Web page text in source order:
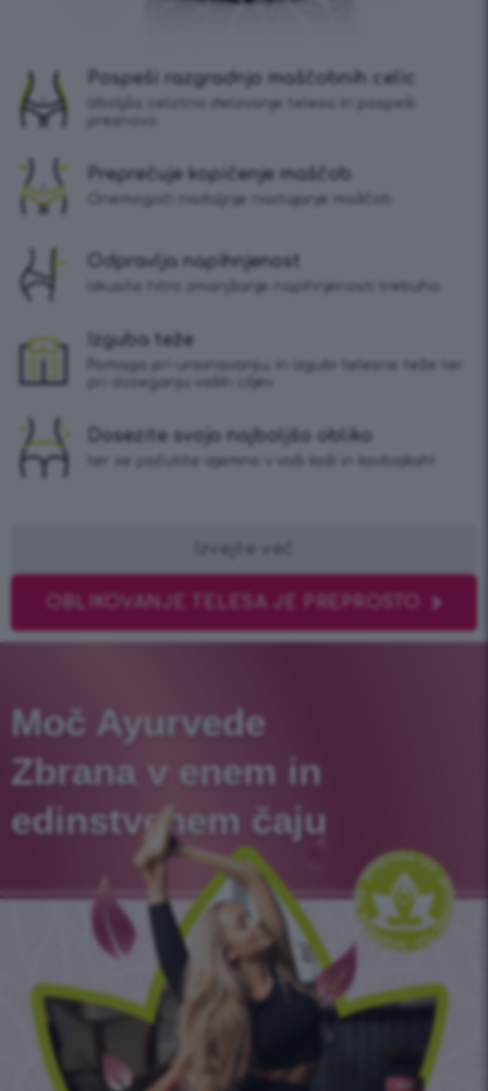
Pospeši razgradnjo maščobnih celic
Preprečuje kopičenje maščob
Odpravlja napihnjenost
Izguba teže
Dosezite svojo najboljšo obliko
OBLIKOVANJE TELESA JE PREPROSTO
Moč Ayurvede
Zbrana v enem in
edinstvenem čaju